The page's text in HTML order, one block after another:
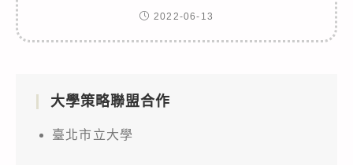
2022-06-13
大學策略聯盟合作
臺北市立大學